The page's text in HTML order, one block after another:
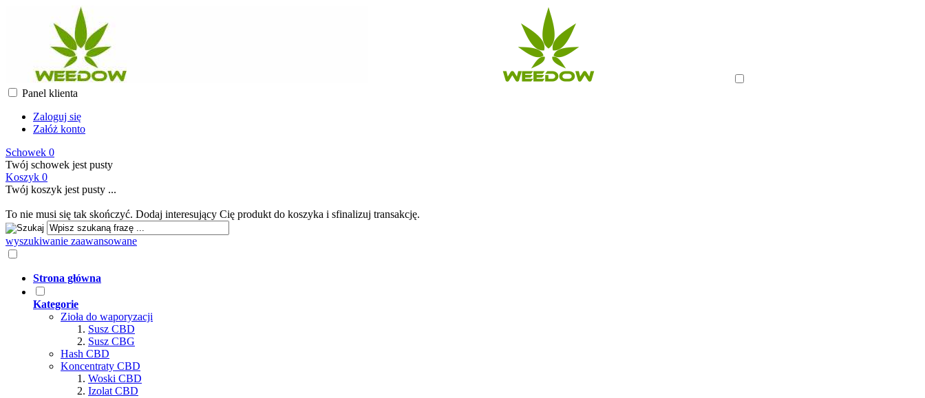
Panel klienta
Zaloguj się
Załóż konto
Schowek 0
Twój schowek jest pusty
Koszyk 0
Twój koszyk jest pusty ...
To nie musi się tak skończyć. Dodaj interesujący Cię produkt do koszyka i sfinalizuj transakcję.
wyszukiwanie zaawansowane
Strona główna
Kategorie
Zioła do waporyzacji
Susz CBD
Susz CBG
Hash CBD
Koncentraty CBD
Woski CBD
Izolat CBD